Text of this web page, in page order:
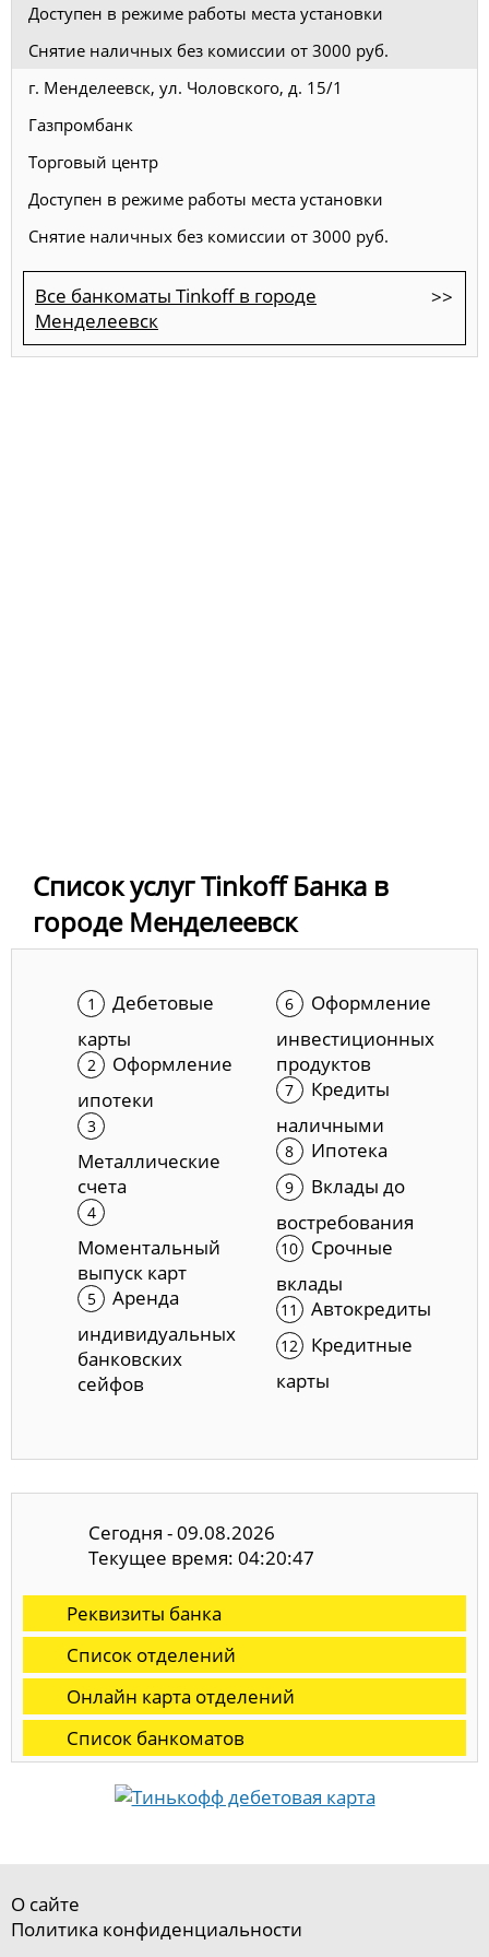
Доступен в режиме работы места установки
Снятие наличных без комиссии от 3000 руб.
г. Менделеевск, ул. Чоловского, д. 15/1
Газпромбанк
Торговый центр
Доступен в режиме работы места установки
Снятие наличных без комиссии от 3000 руб.
Все банкоматы Tinkoff в городе
Менделеевск
Список услуг Tinkoff Банка в
городе Менделеевск
Дебетовые
карты
Оформление
ипотеки
Металлические
счета
Моментальный
выпуск карт
Аренда
индивидуальных
банковских
сейфов
Оформление
инвестиционных
продуктов
Кредиты
наличными
Ипотека
Вклады до
востребования
Срочные
вклады
Автокредиты
Кредитные
карты
Сегодня - 09.08.2026
Текущее время: 04:20:48
Реквизиты банка
Список отделений
Онлайн карта отделений
Список банкоматов
О сайте
Политика конфиденциальности